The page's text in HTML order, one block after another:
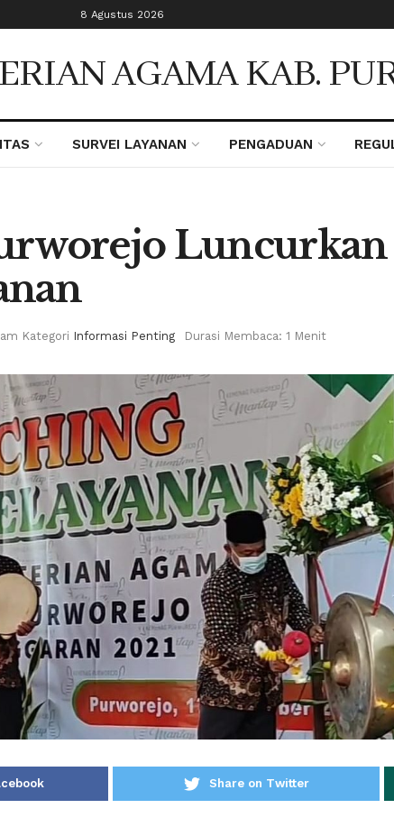
8 Agustus 2026
AGAMA KAB.
SURVEI LAYANAN PENGADUAN
Luncurkan
Kategori Informasi Penting Durasi Membaca: 1 Menit
Share on Twitter